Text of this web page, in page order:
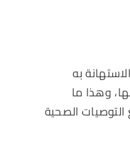
به
وهذا ما
الصحية